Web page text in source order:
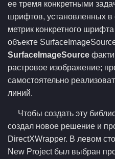
ее тремя конкретными
шрифтов, установленных в
метрик конкретного
объекте
SurfaceImageSource
растровое изображение;
самостоятельно
линий.
Чтобы создать эту
создал новое решение и
DirectXWrapper. В левом
New Project был выбран